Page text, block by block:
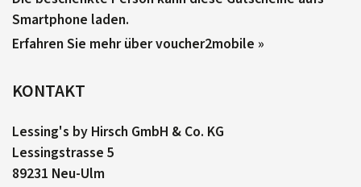
Smartphone laden.
Erfahren Sie mehr über voucher2mobile »
KONTAKT
Lessing's by Hirsch GmbH & Co. KG
Lessingstrasse 5
89231 Neu-Ulm